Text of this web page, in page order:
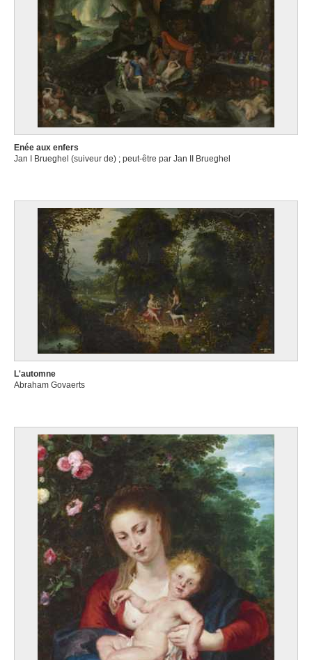
Enée aux enfers
Jan I Brueghel (suiveur de) ; peut-être par Jan II Brueghel
L'automne
Abraham Govaerts